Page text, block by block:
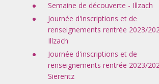
Semaine de découverte - Illzach
Journée d'inscriptions et de
renseignements rentrée 2023/
Illzach
Journée d'inscriptions et de
renseignements rentrée 2023/
Sierentz